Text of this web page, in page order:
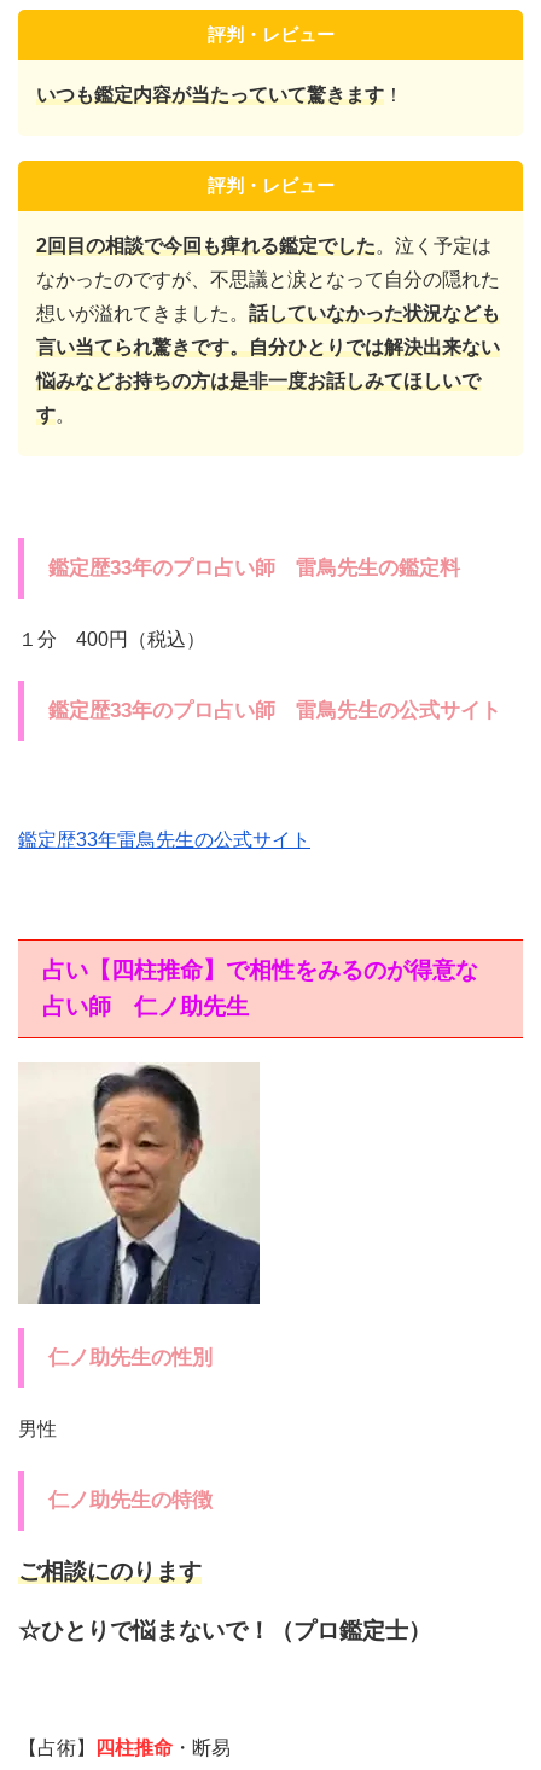
評判・レビュー
いつも鑑定内容が当たっていて驚きます ！
評判・レビュー
2回目の相談で今回も痺れる鑑定でした。泣く予定は
なかったのですが、不思議と涙となって自分の隠れた
想いが溢れてきました。 話していなかった状況なども
言い当てられ驚きです。自分ひとりでは解決出来ない
悩みなどお持ちの方は是非一度お話しみてほしいで
す。
鑑定歴33年のプロ占い師 雷鳥先生の鑑定料
１分 400円（税込）
鑑定歴33年のプロ占い師 雷鳥先生の公式サイト
鑑定歴33年雷鳥先生の公式サイト
占い【四柱推命】で相性をみるのが得意な
占い師 仁ノ助先生
仁ノ助先生の性別
男性
仁ノ助先生の特徴
ご相談にのります
☆ひとりで悩まないで！（プロ鑑定士）
【占術】 四柱推命 ・断易